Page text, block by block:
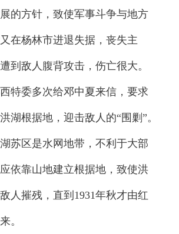
的方针，致使军事斗争与地方
在杨林市进退失据，丧失主
到敌人腹背攻击，伤亡很大。
特委多次给邓中夏来信，要求
湖根据地，迎击敌人的“围剿”。
苏区是水网地带，不利于大部
依靠山地建立根据地，致使洪
人摧残，直到1931年秋才由红
。